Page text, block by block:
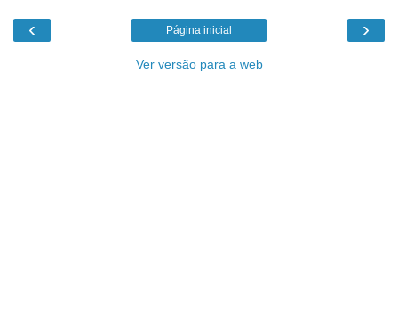
‹ ›
Página inicial
Ver versão para a web